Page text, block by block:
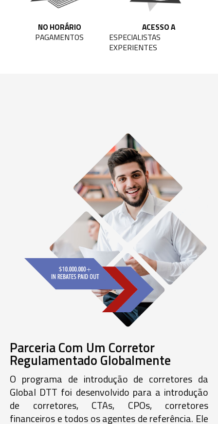
NO HORÁRIO
PAGAMENTOS
ACESSO A
ESPECIALISTAS
EXPERIENTES
Parceria Com Um Corretor
Regulamentado Globalmente
O programa de introdução de corretores da
Global DTT foi desenvolvido para a introdução
de corretores, CTAs, CPOs, corretores
financeiros e todos os agentes de referência. Ele